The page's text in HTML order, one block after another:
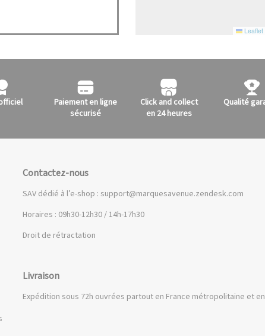
Leaflet
Paiement en ligne
sécurisé
Click and collect
en 24 heures
Qualité
Contactez-nous
SAV dédié à l’e-shop : support@marquesavenue.zendesk.com
Horaires : 09h30-12h30 / 14h-17h30
Droit de rétractation
Livraison
Expédition sous 72h ouvrées partout en France métropolitaine et